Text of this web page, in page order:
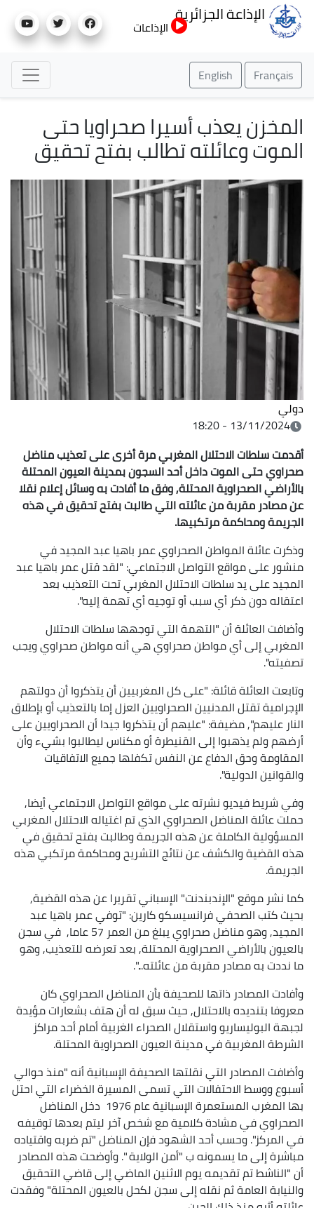
إلى
الإذاعة الجزائرية
الإذاعات
Français
English
المخزن يعذب أسيرا صحراويا حتى
الموت وعائلته تطالب بفتح تحقيق
دولي
13/11/2024 - 18:20
أقدمت سلطات الاحتلال المغربي مرة أخرى على تعذيب مناضل
صحراوي حتى الموت داخل أحد السجون بمدينة العيون المحتلة
بالأراضي الصحراوية المحتلة, وفق ما أفادت به وسائل إعلام نقلا
عن مصادر مقربة من عائلته التي طالبت بفتح تحقيق في هذه
الجريمة ومحاكمة مرتكبيها.
وذكرت عائلة المواطن الصحراوي عمر باهيا عبد المجيد في
منشور على مواقع التواصل الاجتماعي: "لقد قتل عمر باهيا عبد
المجيد على يد سلطات الاحتلال المغربي تحت التعذيب بعد
اعتقاله دون ذكر أي سبب أو توجيه أي تهمة إليه".
وأضافت العائلة أن "التهمة التي توجهها سلطات الاحتلال
المغربي إلى أي مواطن صحراوي هي أنه مواطن صحراوي ويجب
تصفيته".
وتابعت العائلة قائلة: "على كل المغربيين أن يتذكروا أن دولتهم
الإجرامية تقتل المدنيين الصحراويين العزل إما بالتعذيب أو بإطلاق
النار عليهم", مضيفة: "عليهم أن يتذكروا جيدا أن الصحراويين على
أرضهم ولم يذهبوا إلى القنيطرة أو مكناس ليطالبوا بشيء وأن
المقاومة وحق الدفاع عن النفس تكفلها جميع الاتفاقيات
والقوانين الدولية".
وفي شريط فيديو نشرته على مواقع التواصل الاجتماعي أيضا,
حملت عائلة المناضل الصحراوي الذي تم اغتياله الاحتلال المغربي
المسؤولية الكاملة عن هذه الجريمة وطالبت بفتح تحقيق في
هذه القضية والكشف عن نتائج التشريح ومحاكمة مرتكبي هذه
الجريمة.
كما نشر موقع "الإندبندنت" الإسباني تقريرا عن هذه القضية,
بحيث كتب الصحفي فرانسيسكو كارين: "توفي عمر باهيا عبد
المجيد, وهو مناضل صحراوي يبلغ من العمر 57 عاما, في سجن
بالعيون بالأراضي الصحراوية المحتلة, بعد تعرضه للتعذيب, وهو
ما نددت به مصادر مقربة من عائلته...".
وأفادت المصادر ذاتها للصحيفة بأن المناضل الصحراوي كان
معروفا بتنديده بالاحتلال, حيث سبق له أن هتف بشعارات مؤيدة
لجبهة البوليساريو واستقلال الصحراء الغربية أمام أحد مراكز
الشرطة المغربية في مدينة العيون الصحراوية المحتلة.
وأضافت المصادر التي نقلتها الصحيفة الإسبانية أنه "منذ حوالي
أسبوع ووسط الاحتفالات التي تسمى المسيرة الخضراء التي احتل
بها المغرب المستعمرة الإسبانية عام 1976 دخل المناضل
الصحراوي في مشادة كلامية مع شخص آخر ليتم بعدها توقيفه
في المركز". وحسب أحد الشهود فإن المناضل "تم ضربه واقتياده
مباشرة إلى ما يسمونه ب "أمن الولاية ". وأوضحت هذه المصادر
أن "الناشط تم تقديمه يوم الاثنين الماضي إلى قاضي التحقيق
والنيابة العامة ثم نقله إلى سجن لكحل بالعيون المحتلة" وفقدت